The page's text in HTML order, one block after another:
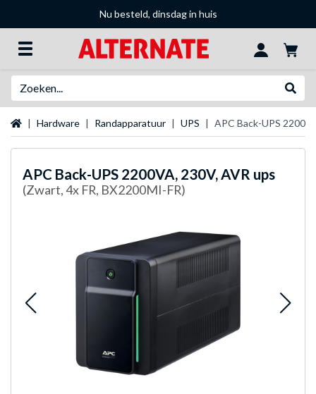
Nu besteld, dinsdag in huis
Startpagina
Hardware Randapparatuur UPS APC Back-UPS
APC Back-UPS 2200VA, 230V, AVR ups
(Zwart, 4x FR, BX2200MI-FR)